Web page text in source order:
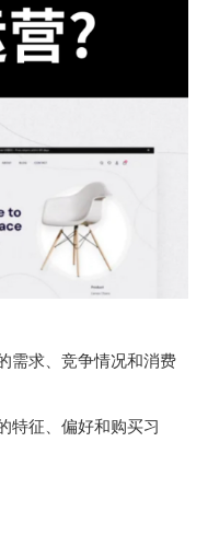
需求、竞争情况和消费
特征、偏好和购买习